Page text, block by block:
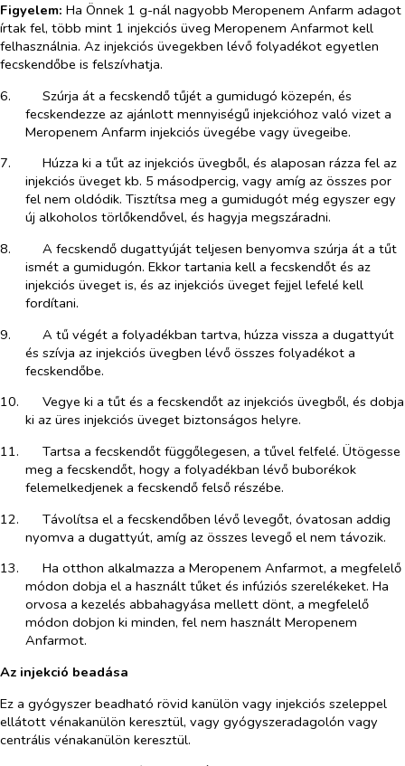
Figyelem: Ha Önnek 1 g-nál nagyobb Meropenem Anfarm adagot
írtak fel, több mint 1 injekciós üveg Meropenem Anfarmot kell
felhasználnia. Az injekciós üvegekben lévő folyadékot egyetlen
fecskendőbe is felszívhatja.
6.​
Szúrja át a fecskendő tűjét a gumidugó közepén, és
fecskendezze az ajánlott mennyiségű injekcióhoz való vizet a
Meropenem Anfarm injekciós üvegébe vagy üvegeibe.
7.​
Húzza ki a tűt az injekciós üvegből, és alaposan rázza fel az
injekciós üveget kb. 5 másodpercig, vagy amíg az összes por
fel nem oldódik. Tisztítsa meg a gumidugót még egyszer egy
új alkoholos törlőkendővel, és hagyja megszáradni.
8.​
A fecskendő dugattyúját teljesen benyomva szúrja át a tűt
ismét a gumidugón. Ekkor tartania kell a fecskendőt és az
injekciós üveget is, és az injekciós üveget fejjel lefelé kell
fordítani.
9.​
A tű végét a folyadékban tartva, húzza vissza a dugattyút
és szívja az injekciós üvegben lévő összes folyadékot a
fecskendőbe.
10.​
Vegye ki a tűt és a fecskendőt az injekciós üvegből, és dobja
ki az üres injekciós üveget biztonságos helyre.
11.​
Tartsa a fecskendőt függőlegesen, a tűvel felfelé. Ütögesse
meg a fecskendőt, hogy a folyadékban lévő buborékok
felemelkedjenek a fecskendő felső részébe.
12.​
Távolítsa el a fecskendőben lévő levegőt, óvatosan addig
nyomva a dugattyút, amíg az összes levegő el nem távozik.
13.​
Ha otthon alkalmazza a Meropenem Anfarmot, a megfelelő
módon dobja el a használt tűket és infúziós szerelékeket. Ha
orvosa a kezelés abbahagyása mellett dönt, a megfelelő
módon dobjon ki minden, fel nem használt Meropenem
Anfarmot.
Az injekció beadása
Ez a gyógyszer beadható rövid kanülön vagy injekciós szeleppel
ellátott vénakanülön keresztül, vagy gyógyszeradagolón vagy
centrális vénakanülön keresztül.